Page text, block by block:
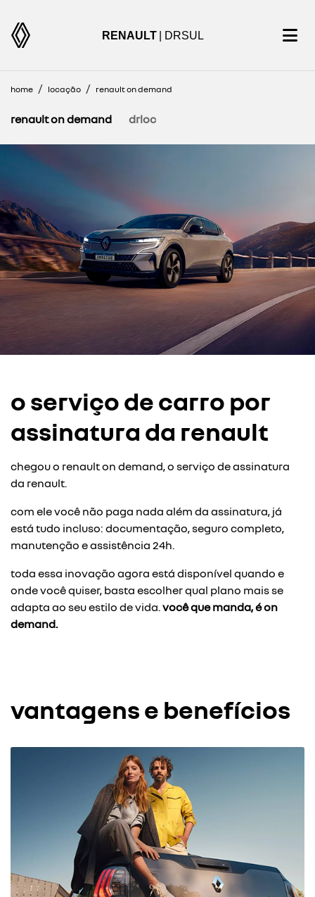
RENAULT | DRSUL
home locação renault on demand
drloc
renault on demand
o serviço de carro por
assinatura da renault
chegou o renault on demand, o serviço de assinatura
da renault.
com ele você não paga nada além da assinatura, já
está tudo incluso: documentação, seguro completo,
manutenção e assistência 24h.
toda essa inovação agora está disponível quando e
onde você quiser, basta escolher qual plano mais se
adapta ao seu estilo de vida.você que manda, é on
demand.
vantagens e benefícios